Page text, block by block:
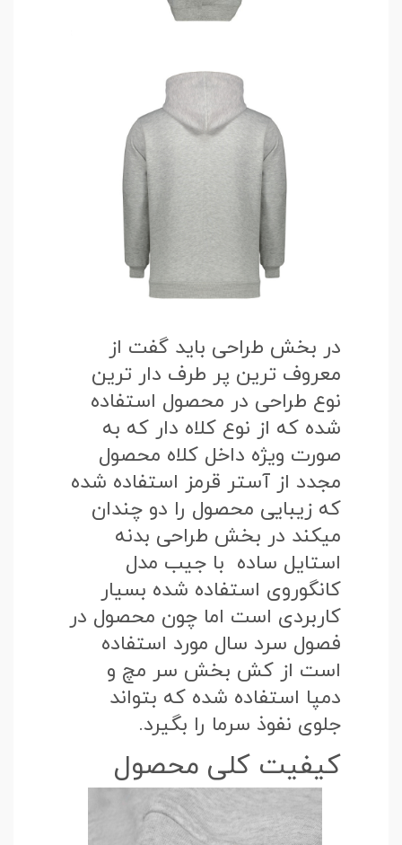
در بخش طراحی باید گفت از
معروف ترین پر طرف دار ترین
نوع طراحی در محصول استفاده
شده که از نوع کلاه دار که به
صورت ویژه داخل کلاه محصول
مجدد از آستر قرمز استفاده شده
که زیبایی محصول را دو چندان
میکند در بخش طراحی بدنه
استایل ساده با جیب مدل
کانگوروی استفاده شده بسیار
کاربردی است اما چون محصول در
فصول سرد سال مورد استفاده
است از کش بخش سر مچ و
دمپا استفاده شده که بتواند
جلوی نفوذ سرما را بگیرد.
کیفیت کلی محصول